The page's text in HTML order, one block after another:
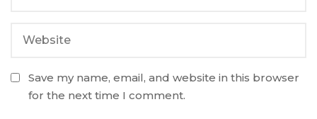
Save my name, email, and website in this browser
for the next time I comment.